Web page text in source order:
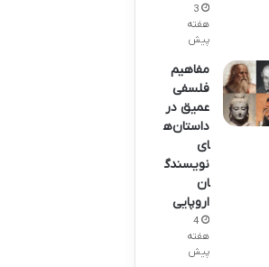
3
هفته
پیش
مفاهیم
فلسفی
عمیق در
داستان‌ه
ای
نویسندگ
ان
اروپایی
4
هفته
پیش